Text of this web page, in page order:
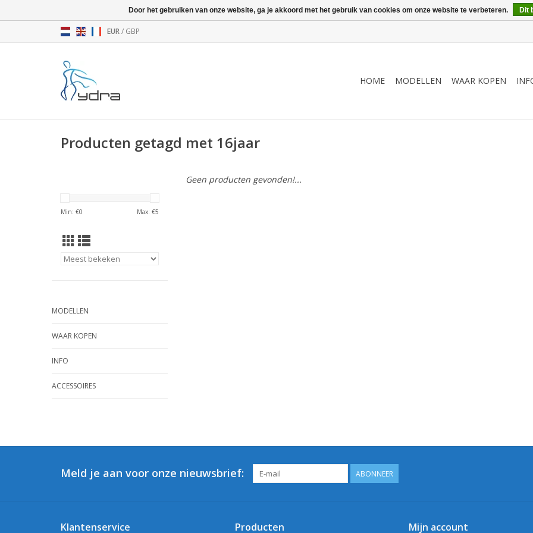
EUR/ GBP
HOME MODELLEN WAAR KOPEN
Producten getagd met 16jaar
Min: €0 Max: €5
MODELLEN
WAAR KOPEN
INFO
ACCESSOIRES
Geen producten gevonden!...
Meld je aan voor onze nieuwsbrief: ABONNEER
Klantenservice Producten Mijn account
Door het gebruiken van onze website, ga je akkoord met het gebruik van cookies om onze website te verbeteren. Dit